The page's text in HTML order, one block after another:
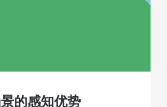
的感知优势